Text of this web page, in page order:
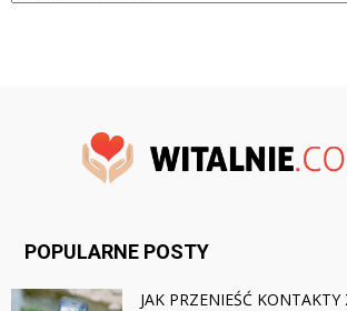
POPULARNE POSTY
JAK PRZENIEŚĆ